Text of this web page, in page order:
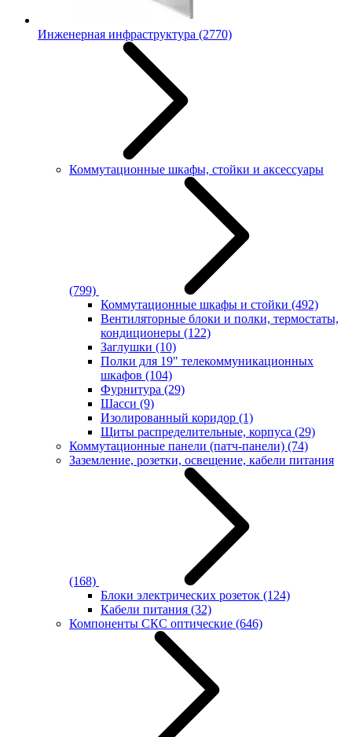
Инженерная инфраструктура (2770)
Коммутационные шкафы, стойки и аксессуары
(799)
Коммутационные шкафы и стойки (492)
Вентиляторные блоки и полки, термостаты,
кондиционеры (122)
Заглушки (10)
Полки для 19" телекоммуникационных
шкафов (104)
Фурнитура (29)
Шасси (9)
Изолированный коридор (1)
Щиты распределительные, корпуса (29)
Коммутационные панели (патч-панели) (74)
Заземление, розетки, освещение, кабели питания
(168)
Блоки электрических розеток (124)
Кабели питания (32)
Компоненты СКС оптические (646)